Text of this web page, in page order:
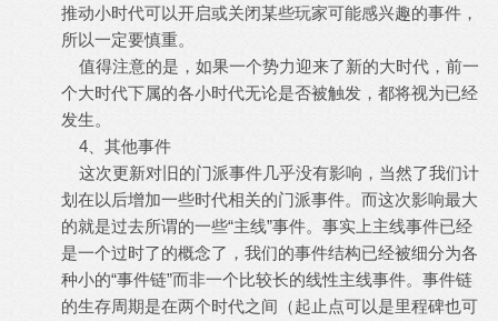
推动小时代可以开启或关闭某些玩家可能感兴趣的事件，
所以一定要慎重。
值得注意的是，如果一个势力迎来了新的大时代，前一
个大时代下属的各小时代无论是否被触发，都将视为已经
发生。
4、其他事件
这次更新对旧的门派事件几乎没有影响，当然了我们计
划在以后增加一些时代相关的门派事件。而这次影响最大
的就是过去所谓的一些“主线”事件。事实上主线事件已经
是一个过时了的概念了，我们的事件结构已经被细分为各
种小的“事件链”而非一个比较长的线性主线事件。事件链
的生存周期是在两个时代之间（起止点可以是里程碑也可